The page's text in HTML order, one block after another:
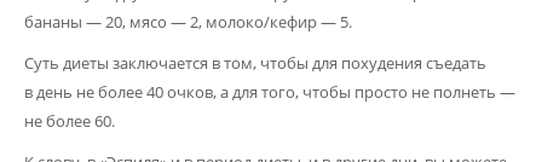
бананы — 20, мясо — 2, молоко/кефир — 5.
Суть диеты заключается в том, чтобы для похудения съедать
в день не более 40 очков, а для того, чтобы просто не полнеть —
не более 60.